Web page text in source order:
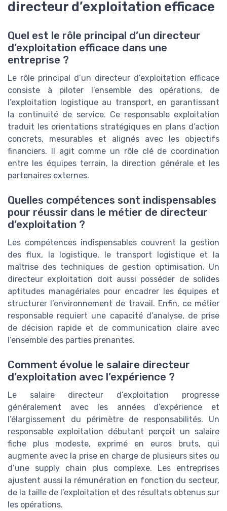
directeur d’exploitation efficace
Quel est le rôle principal d’un directeur
d’exploitation efficace dans une
entreprise ?
Le rôle principal d’un directeur d’exploitation efficace
consiste à piloter l’ensemble des opérations, de
l’exploitation logistique au transport, en garantissant
la continuité de service. Ce responsable exploitation
traduit les orientations stratégiques en plans d’action
concrets, mesurables et alignés avec les objectifs
financiers. Il agit comme un rôle clé de coordination
entre les équipes terrain, la direction générale et les
partenaires externes.
Quelles compétences sont indispensables
pour réussir dans le métier de directeur
d’exploitation ?
Les compétences indispensables couvrent la gestion
des flux, la logistique, le transport logistique et la
maîtrise des techniques de gestion optimisation. Un
directeur exploitation doit aussi posséder de solides
aptitudes managériales pour encadrer les équipes et
structurer l’environnement de travail. Enfin, ce métier
responsable requiert une capacité d’analyse, de prise
de décision rapide et de communication claire avec
l’ensemble des parties prenantes.
Comment évolue le salaire directeur
d’exploitation avec l’expérience ?
Le salaire directeur d’exploitation progresse
généralement avec les années d’expérience et
l’élargissement du périmètre de responsabilités. Un
responsable exploitation débutant perçoit un salaire
fiche plus modeste, exprimé en euros bruts, qui
augmente avec la prise en charge de plusieurs sites ou
d’une supply chain plus complexe. Les entreprises
ajustent aussi la rémunération en fonction du secteur,
de la taille de l’exploitation et des résultats obtenus sur
les opérations.